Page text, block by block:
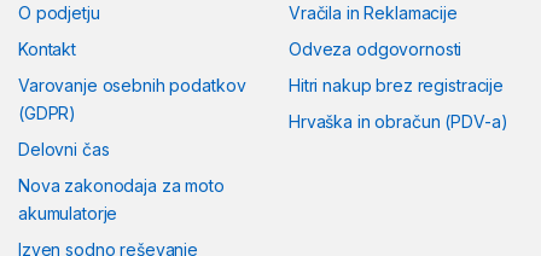
O podjetju
Kontakt
Varovanje osebnih podatkov
(GDPR)
Delovni čas
Nova zakonodaja za moto
akumulatorje
Izven sodno reševanje
Vračila in Reklamacije
Odveza odgovornosti
Hitri nakup brez registracije
Hrvaška in obračun (PDV-a)